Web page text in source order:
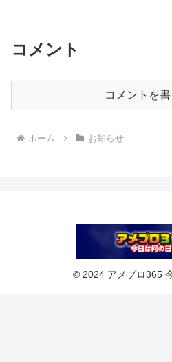
コメント
コメントを
ホーム お知らせ
© 2024 アメプロ365